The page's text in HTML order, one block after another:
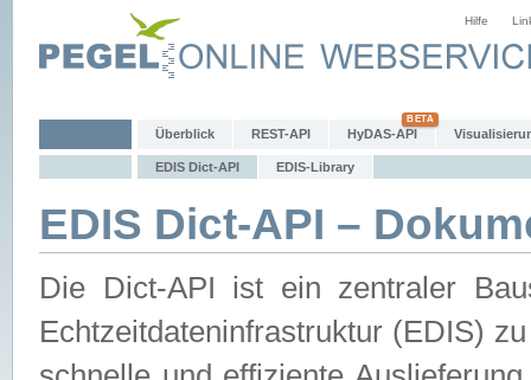
Hilfe
Überblick REST-API HyDAS-API
EDIS Dict-API EDIS-Library
EDIS Dict-API –
Die Dict-API ist ein zentraler
Echtzeitdateninfrastruktur (EDIS)